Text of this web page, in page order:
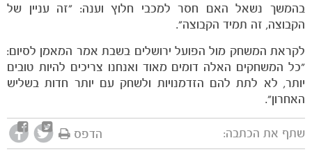
בהמשך נשאל האם חסר למכבי חלוץ וענה: "זה עניין של
הקבוצה, זה תמיד הקבוצה".
לקראת המשחק מול הפועל ירושלים בשבת אמר המאמן לסיום:
"כל המשחקים האלה דומים מאוד ואנחנו צריכים להיות טובים
יותר, לא לתת להם הזדמנויות ולשחק עם יותר חדות בשליש
האחרון".
שתף את הכתבה: הדפס